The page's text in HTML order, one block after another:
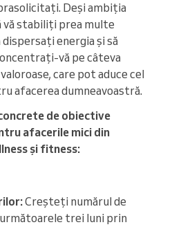
Deși ambiția
vă stabiliți prea multe
energia și să
vă pe câteva
care pot aduce cel
afacerea dumneavoastră.
de obiective
afacerile mici din
și fitness:
Creșteți numărul de
trei luni prin